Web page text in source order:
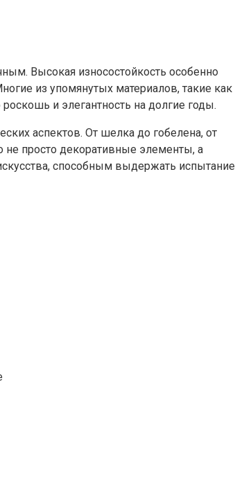
Высокая износостойкость особенно
из упомянутых материалов, такие как
и элегантность на долгие годы.
аспектов. От шелка до гобелена, от
не просто декоративные элементы, а
способным выдержать испытание